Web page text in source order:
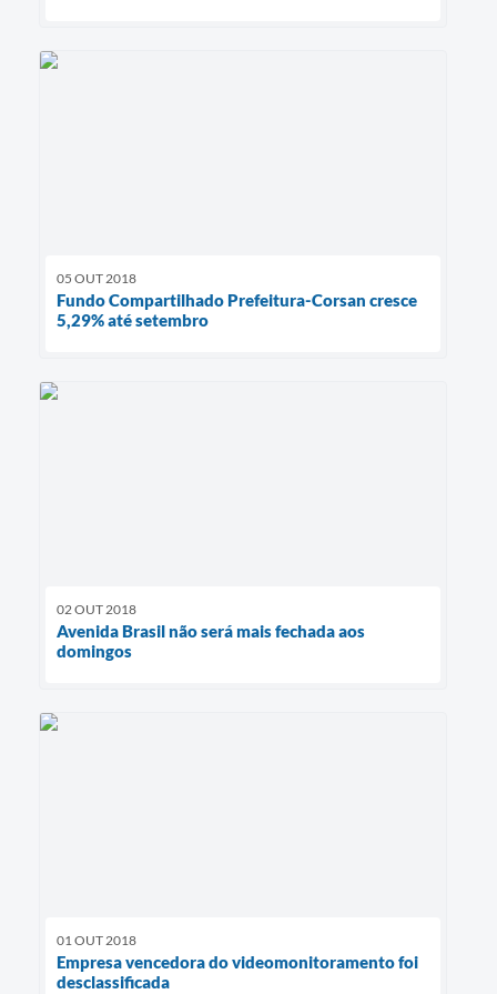
05 OUT 2018
Fundo Compartilhado Prefeitura-Corsan cresce
5,29% até setembro
02 OUT 2018
Avenida Brasil não será mais fechada aos
domingos
01 OUT 2018
Empresa vencedora do videomonitoramento foi
desclassificada